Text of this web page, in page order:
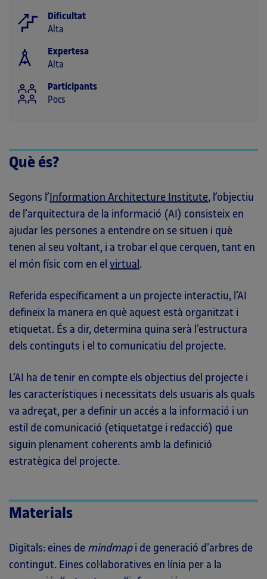
Dificultat
Alta
Expertesa
Alta
Participants
Pocs
Què és?
Segons l’ Information Architecture Institute, l’objectiu
de l’arquitectura de la informació (AI) consisteix en
ajudar les persones a entendre on se situen i què
tenen al seu voltant, i a trobar el que cerquen, tant en
el món físic com en el virtual .
Referida específicament a un projecte interactiu, l’AI
defineix la manera en què aquest està organitzat i
etiquetat. És a dir, determina quina serà l’estructura
dels continguts i el to comunicatiu del projecte.
L’AI ha de tenir en compte els objectius del projecte i
les característiques i necessitats dels usuaris als quals
va adreçat, per a definir un accés a la informació i un
estil de comunicació (etiquetatge i redacció) que
siguin plenament coherents amb la definició
estratègica del projecte.
Materials
Digitals: eines de mindmapi de generació d’arbres de
contingut. Eines col·laboratives en línia per a la